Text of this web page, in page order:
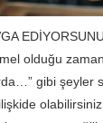
olduğu
gibi şeyler